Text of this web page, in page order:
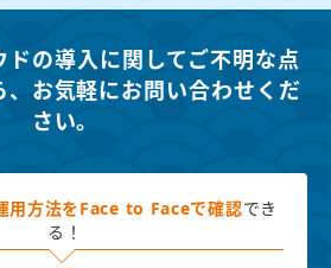
ドの導入に関してご不明な点
お気軽にお問い合わせくだ
さい。
用方法を Face to Faceで確認でき
る！